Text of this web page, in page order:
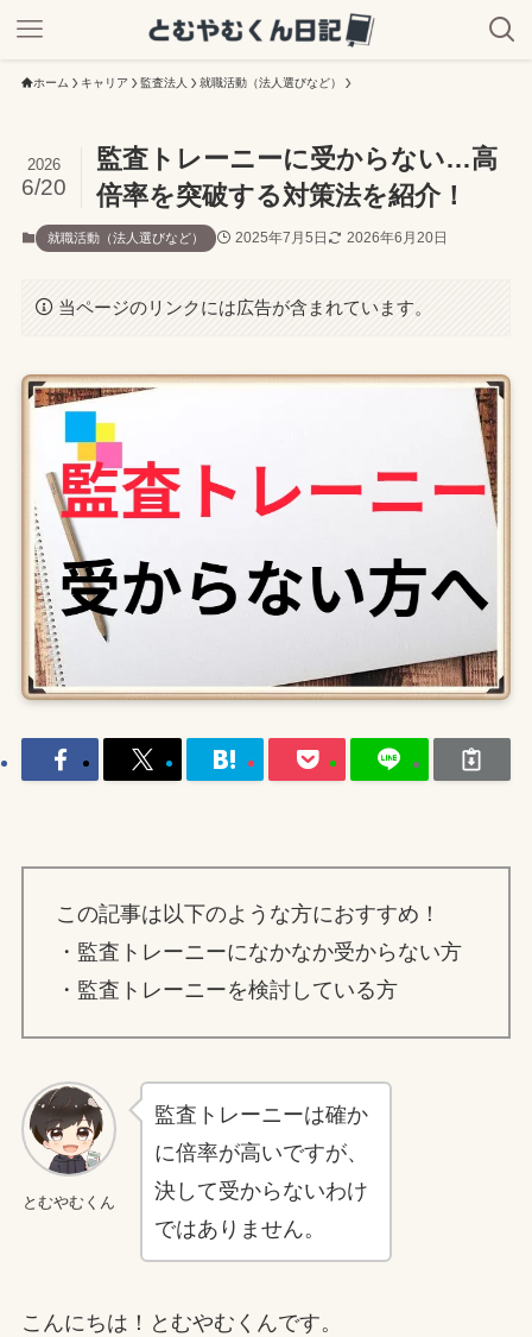
ホーム キャリア 監査法人 就職活動（法人選びなど）
監査トレーニーに受からない…高
倍率を突破する対策法を紹介！
2026
6/20
就職活動（法人選びなど） 2025年7月5日 2026年6月20日
当ページのリンクには広告が含まれています。
この記事は以下のような方におすすめ！
・監査トレーニーになかなか受からない方
・監査トレーニーを検討している方
とむやむくん
監査トレーニーは確か
に倍率が高いですが、
決して受からないわけ
ではありません。
こんにちは！とむやむくんです。